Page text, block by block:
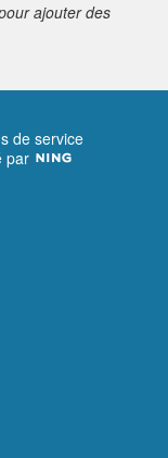
ajouter des
de service
par